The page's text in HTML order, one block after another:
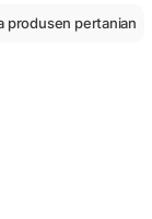
produsen pertanian